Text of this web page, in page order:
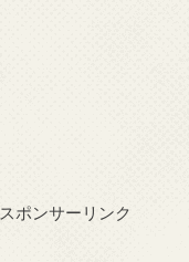
スポンサーリンク